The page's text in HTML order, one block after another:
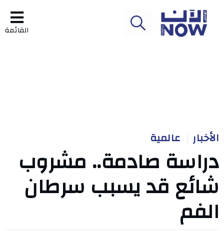
القائمة
الأخبار عالمية
دراسة صادمة.. مشروب
شائع قد يسبب سرطان
الفم